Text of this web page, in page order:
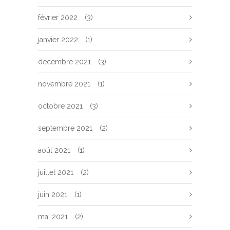
février 2022 (3)
janvier 2022 (1)
décembre 2021 (3)
novembre 2021 (1)
octobre 2021 (3)
septembre 2021 (2)
août 2021 (1)
juillet 2021 (2)
juin 2021 (1)
mai 2021 (2)